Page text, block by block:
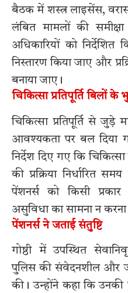
बैठक में शस्त्र लाइसेंस,
लंबित मामलों की
अधिकारियों को निर्देशित
निस्तारण किया जाए और
बनाया जाए।
चिकित्सा प्रतिपूर्ति बिलों
चिकित्सा प्रतिपूर्ति से
आवश्यकता पर बल दिया
निर्देश दिए गए कि
की प्रक्रिया निर्धारित
पेंशनर्स को किसी
असुविधा का सामना न
पेंशनर्स ने जताई संतुष्टि
गोष्ठी में उपस्थित
पुलिस की संवेदनशील और
की। उन्होंने कहा कि